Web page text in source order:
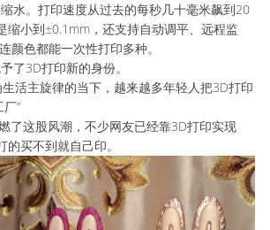
水。打印速度从过去的每秒几十毫米飙到20
缩小到±0.1mm，还支持自动调平、远程监
颜色都能一次性打印多种。
了3D打印新的身份。
生活主旋律的当下，越来越多年轻人把3D打印
”
了这股风潮，不少网友已经靠3D打印实现
的买不到就自己印。